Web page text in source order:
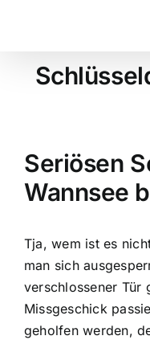
Seriösen
Wannsee
Tja, wem ist es
man sich
verschlossener Tür
Missgeschick
geholfen werden,